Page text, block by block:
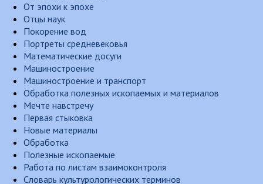
От эпохи к эпохе
Отцы наук
Покорение вод
Портреты средневековья
Математические досуги
Машиностроение
Машиностроение и транспорт
Обработка полезных ископаемых и материалов
Мечте навстречу
Первая стыковка
Новые материалы
Обработка
Полезные ископаемые
Работа по листам взаимоконтроля
Словарь культурологических терминов